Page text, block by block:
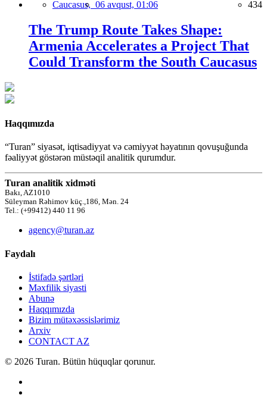
Caucasus, 06 avqust, 01:06 434
The Trump Route Takes Shape:
Armenia Accelerates a Project That
Could Transform the South Caucasus
Haqqımızda
“Turan” siyasət, iqtisadiyyat və cəmiyyət həyatının qovuşuğunda
fəaliyyət göstərən müstəqil analitik qurumdur.
Turan analitik xidməti
Bakı, AZ1010
Süleyman Rəhimov küç.,186, Mən. 24
Tel.: (+99412) 440 11 96
agency@turan.az
Faydalı
İstifadə şərtləri
Məxfilik siyasti
Abunə
Haqqımızda
Bizim mütəxəssislərimiz
Arxiv
CONTACT AZ
© 2026 Turan. Bütün hüquqlar qorunur.